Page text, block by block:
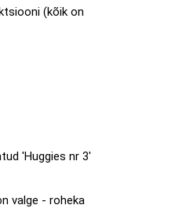
(kõik on
'Huggies nr 3'
valge - roheka